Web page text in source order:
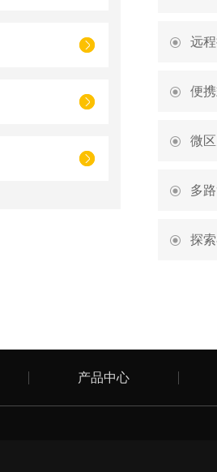
远
便
微
多
探
产品中心